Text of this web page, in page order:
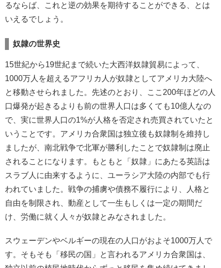
るならば、これと逆の効果を期待することができる、とは
いえるでしょう。
奴隷の世界史
15世紀から19世紀まで続いた大西洋奴隷貿易によって、
1000万人を超えるアフリカ人が奴隷としてアメリカ大陸へ
と移動させられました。先述のとおり、ここ200年ほどの人
口爆発が起きるよりも前の世界人口は多くても10億人なの
で、実に世界人口の1%が人格を否定され売買されていたと
いうことです。アメリカ合衆国は独立後も奴隷制を維持し
ましたが、南北戦争で北軍が勝利したことで奴隷制は廃止
されることになります。もともと「奴隷」にあたる英語は
スラブ人に由来するように、ユーラシア大陸の内部でも行
われていました。戦争の捕虜や債務不履行により、人格と
自由を制限され、動産として一生もしくは一定の期間だ
け、労働に就く人々が奴隷とみなされました。
スウェーデンやベルギーの現在の人口がおよそ1000万人で
す。そもそも「移民の国」と言われるアメリカ合衆国は、